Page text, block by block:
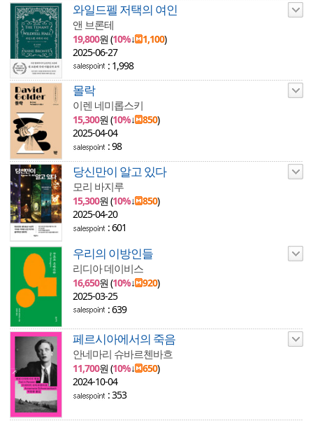
와일드펠 저택의 여인
앤 브론테
19,800원 (10%↓ 1,100)
2025-06-27
: 1,998
몰락
이렌 네미롭스키
15,300원 (10%↓ 850)
2025-04-04
: 98
당신만이 알고 있다
모리 바지루
15,300원 (10%↓ 850)
2025-04-20
: 601
우리의 이방인들
리디아 데이비스
16,650원 (10%↓ 920)
2025-03-25
: 639
페르시아에서의 죽음
안네마리 슈바르첸바흐
11,700원 (10%↓ 650)
2024-10-04
: 353